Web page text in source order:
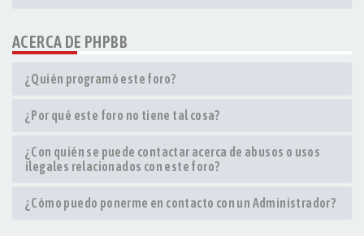
ACERCA DE PHPBB
¿Quién programó este foro?
¿Por qué este foro no tiene tal cosa?
¿Con quién se puede contactar acerca de abusos o usos
ilegales relacionados con este foro?
¿Cómo puedo ponerme en contacto con un Administrador?